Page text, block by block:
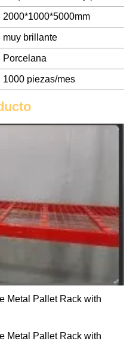
2000*1000*5000mm
muy brillante
Porcelana
1000 piezas/mes